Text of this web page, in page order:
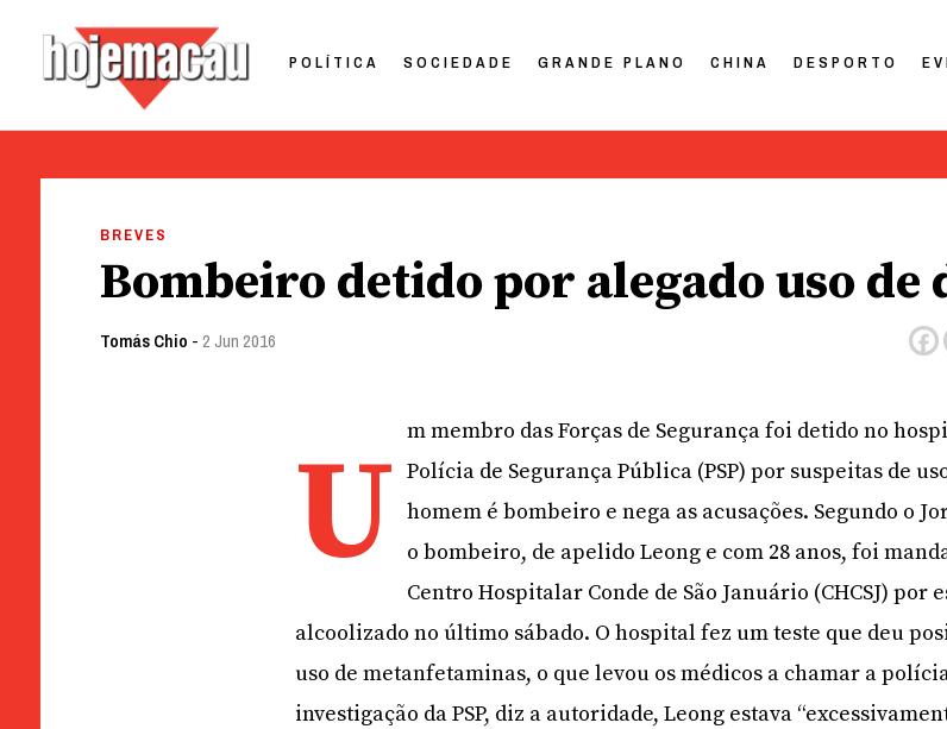
POLÍTICA SOCIEDADE GRANDE PLANO CHINA DESPORTO
BREVES
Bombeiro detido por alegado uso de
Tomás Chio - 2 Jun 2016
U m membro das Forças de Segurança foi detido no
Polícia de Segurança Pública (PSP) por suspeitas de
homem é bombeiro e nega as acusações. Segundo o
o bombeiro, de apelido Leong e com 28 anos, foi
Centro Hospitalar Conde de São Januário (CHCSJ) por
alcoolizado no último sábado. O hospital fez um teste que deu
uso de metanfetaminas, o que levou os médicos a chamar a
investigação da PSP, diz a autoridade, Leong estava